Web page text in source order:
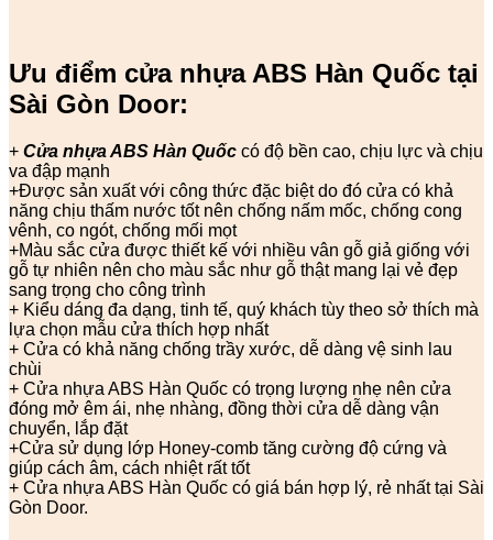
Ưu điểm cửa nhựa ABS Hàn Quốc tại
Sài Gòn Door:
+ Cửa nhựa ABS Hàn Quốc có độ bền cao, chịu lực và chịu
va đập mạnh
+Được sản xuất với công thức đặc biệt do đó cửa có khả
năng chịu thấm nước tốt nên chống nấm mốc, chống cong
vênh, co ngót, chống mối mọt
+Màu sắc cửa được thiết kế với nhiều vân gỗ giả giống với
gỗ tự nhiên nên cho màu sắc như gỗ thật mang lại vẻ đẹp
sang trọng cho công trình
+ Kiểu dáng đa dạng, tinh tế, quý khách tùy theo sở thích mà
lựa chọn mẫu cửa thích hợp nhất
+ Cửa có khả năng chống trầy xước, dễ dàng vệ sinh lau
chùi
+ Cửa nhựa ABS Hàn Quốc có trọng lượng nhẹ nên cửa
đóng mở êm ái, nhẹ nhàng, đồng thời cửa dễ dàng vận
chuyển, lắp đặt
+Cửa sử dụng lớp Honey-comb tăng cường độ cứng và
giúp cách âm, cách nhiệt rất tốt
+ Cửa nhựa ABS Hàn Quốc có giá bán hợp lý, rẻ nhất tại Sài
Gòn Door.